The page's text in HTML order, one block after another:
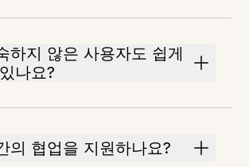
하지 않은 사용자도 쉽게
나요?
의 협업을 지원하나요?